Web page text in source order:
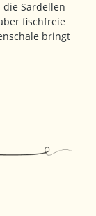
Sardellen
fischfreie
bringt